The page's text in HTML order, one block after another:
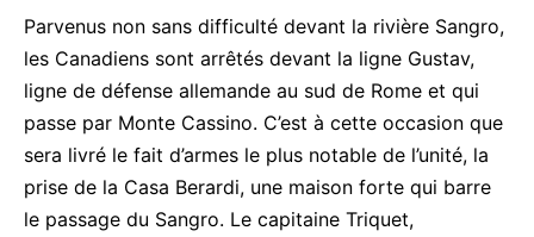
Parvenus non sans difficulté devant la rivière Sangro,
les Canadiens sont arrêtés devant la ligne Gustav,
ligne de défense allemande au sud de Rome et qui
passe par Monte Cassino. C’est à cette occasion que
sera livré le fait d’armes le plus notable de l’unité, la
prise de la Casa Berardi, une maison forte qui barre
le passage du Sangro. Le capitaine Triquet,